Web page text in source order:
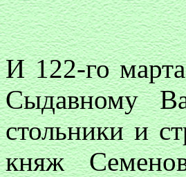
И 122-го
Сыдавному
стольники и
княж